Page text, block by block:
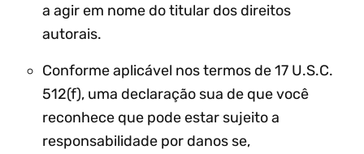
a agir em nome do titular dos direitos
autorais.
Conforme aplicável nos termos de 17 U.S.C.
512(f), uma declaração sua de que você
reconhece que pode estar sujeito a
responsabilidade por danos se,